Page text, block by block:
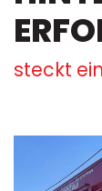
steckt